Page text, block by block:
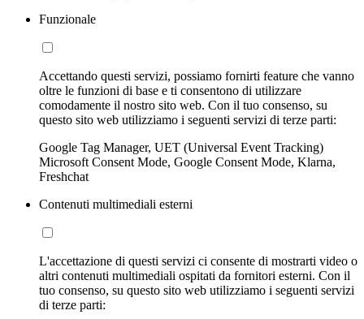
Funzionale
Accettando questi servizi, possiamo fornirti feature che vanno
oltre le funzioni di base e ti consentono di utilizzare
comodamente il nostro sito web. Con il tuo consenso, su
questo sito web utilizziamo i seguenti servizi di terze parti:
Google Tag Manager, UET (Universal Event Tracking)
Microsoft Consent Mode, Google Consent Mode, Klarna,
Freshchat
Contenuti multimediali esterni
L'accettazione di questi servizi ci consente di mostrarti video o
altri contenuti multimediali ospitati da fornitori esterni. Con il
tuo consenso, su questo sito web utilizziamo i seguenti servizi
di terze parti: